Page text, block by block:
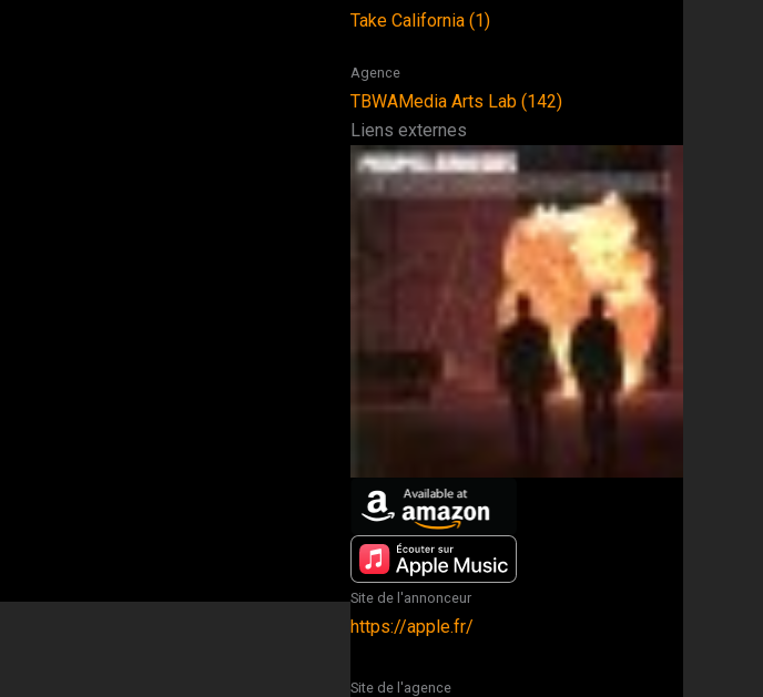
Take California (1)
Agence
TBWAMedia Arts Lab (142)
Liens externes
Site de l'annonceur
https://apple.fr/
Site de l'agence